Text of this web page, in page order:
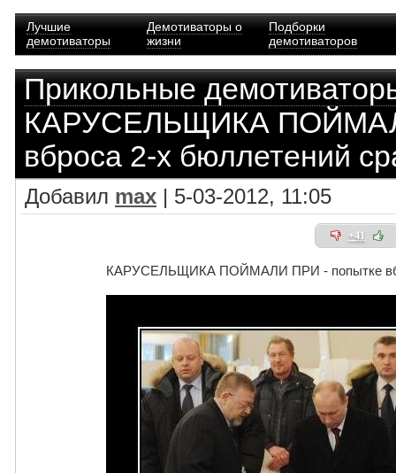
Лучшие
демотиваторы
Демотиваторы о
жизни
Подборки
демотиваторов
Прикольные
КАРУСЕЛЬЩИКА
вброса 2-х бюллетений
Добавил max | 5-03-2012, 11:05
+41
КАРУСЕЛЬЩИКА ПОЙМАЛИ ПРИ - попытке